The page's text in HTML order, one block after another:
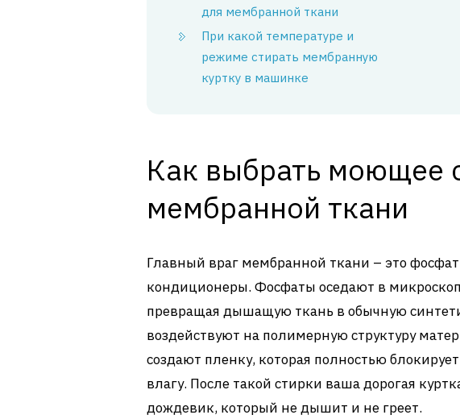
для мембранной ткани
При какой температуре и
режиме стирать мембранную
куртку в машинке
Как выбрать моющее
мембранной ткани
Главный враг мембранной ткани – это
кондиционеры. Фосфаты оседают в
превращая дышащую ткань в обычную
воздействуют на полимерную структуру
создают пленку, которая полностью
влагу. После такой стирки ваша дорогая
дождевик, который не дышит и не греет.